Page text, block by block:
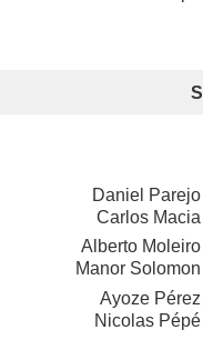
Daniel Parejo
Carlos Macia
Alberto Moleiro
Manor Solomon
Ayoze Pérez
Nicolas Pépé